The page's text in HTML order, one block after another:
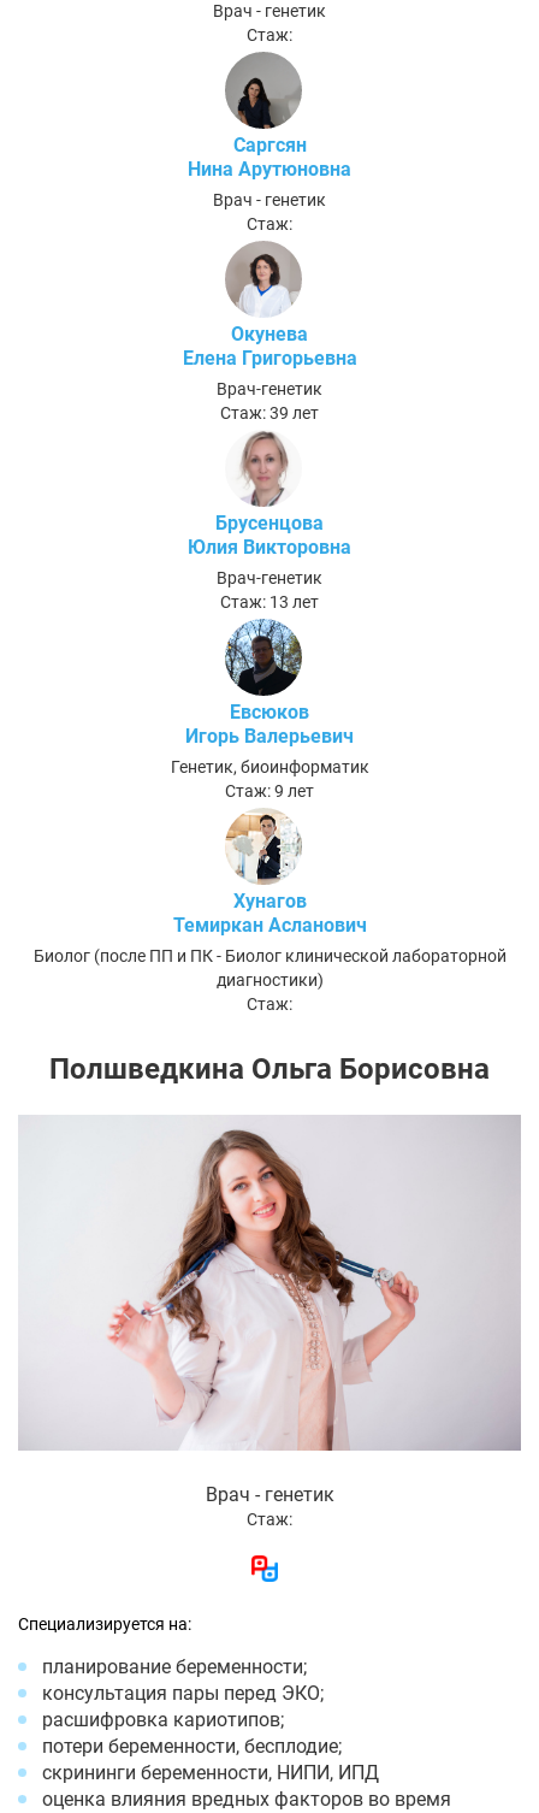
Врач - генетик
Стаж:
Саргсян
Нина Арутюновна
Врач - генетик
Стаж:
Окунева
Елена Григорьевна
Врач-генетик
Стаж: 39 лет
Брусенцова
Юлия Викторовна
Врач-генетик
Стаж: 13 лет
Евсюков
Игорь Валерьевич
Генетик, биоинформатик
Стаж: 9 лет
Хунагов
Темиркан Асланович
Биолог (после ПП и ПК - Биолог клинической лабораторной
диагностики)
Стаж:
Полшведкина Ольга Борисовна
Врач - генетик
Стаж:
Специализируется на:
планирование беременности;
консультация пары перед ЭКО;
расшифровка кариотипов;
потери беременности, бесплодие;
скрининги беременности, НИПИ, ИПД
оценка влияния вредных факторов во время